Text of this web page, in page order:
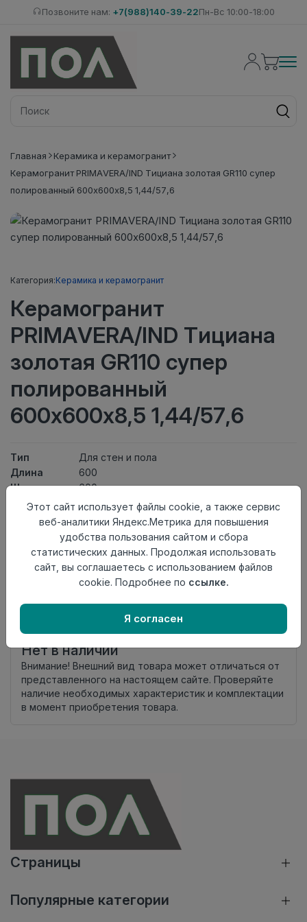
Позвоните нам: +7(988)140-39-22Пн-Вс 10:00-18:00
Главная
Керамика и керамогранит
Керамогранит PRIMAVERA/IND Тициана золотая GR110 супер
полированный 600х600х8,5 1,44/57,6
Категория:Керамика и керамогранит
Керамогранит
PRIMAVERA/IND Тициана
золотая GR110 супер
полированный
600х600х8,5 1,44/57,6
Тип
Для стен и пола
Длина
600
Ширина
600
АктуальностьВыведен из ассортимента
Товарная
Керамогранит
Толщина
8,5
Поверхность супер полированный
Индия
Номер
Нет в наличии
Внимание! Внешний вид товара может отличаться от
представленного на настоящем сайте. Проверяйте
наличие необходимых характеристик и комплектации
в момент приобретения товара.
Страницы
Популярные категории
Этот сайт использует файлы cookie, а также сервис
веб-аналитики Яндекс.Метрика для повышения
удобства пользования сайтом и сбора
статистических данных. Продолжая использовать
сайт, вы соглашаетесь с использованием файлов
cookie. Подробнее по ссылке.
Я согласен